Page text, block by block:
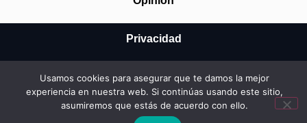
Privacidad
Cookies
Usamos cookies para asegurar que te damos la mejor
experiencia en nuestra web. Si continúas usando este sitio,
asumiremos que estás de acuerdo con ello.